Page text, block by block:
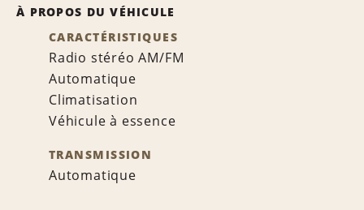
À PROPOS DU VÉHICULE
CARACTÉRISTIQUES
Radio stéréo AM/FM
Automatique
Climatisation
Véhicule à essence
TRANSMISSION
Automatique